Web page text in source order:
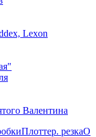
Lexon
Валентина
Плоттер. резкаО